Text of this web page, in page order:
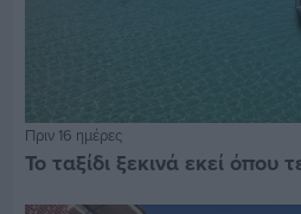
Πριν 16 ημέρες
Το ταξίδι ξεκινά εκεί όπου